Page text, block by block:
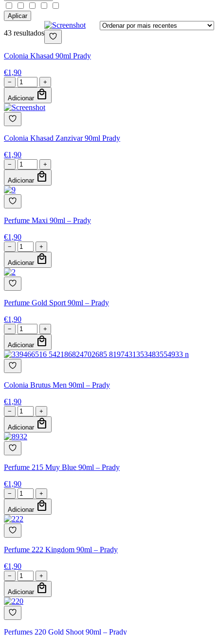
Aplicar
43 resultados
Colonia Khasad 90ml Prady
€1,90
− +
Adicionar local_mall
Colonia Khasad Zanzivar 90ml Prady
€1,90
− +
Adicionar local_mall
Perfume Maxi 90ml – Prady
€1,90
− +
Adicionar local_mall
Perfume Gold Sport 90ml – Prady
€1,90
− +
Adicionar local_mall
Colonia Brutus Men 90ml – Prady
€1,90
− +
Adicionar local_mall
Perfume 215 Muy Blue 90ml – Prady
€1,90
− +
Adicionar local_mall
Perfume 222 Kingdom 90ml – Prady
€1,90
− +
Adicionar local_mall
Perfumes 220 Gold Shoot 90ml – Prady